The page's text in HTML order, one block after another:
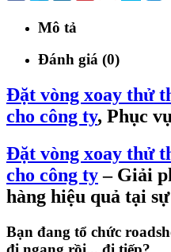
Mô tả
Đánh giá (0)
Đặt vòng xoay thử
cho công ty, Phục
Đặt vòng xoay thử
cho công ty– Giải
hàng hiệu quả tại
Bạn đang tổ chức